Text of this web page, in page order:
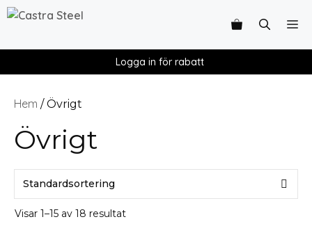
Logga in för rabatt
Hem / Övrigt
Övrigt
Visar 1–15 av 18 resultat